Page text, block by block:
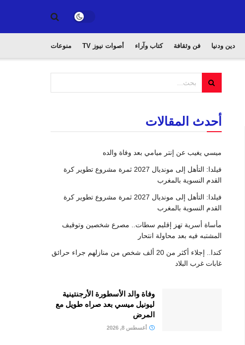
دين ودنيا فن وثقافة كتاب وآراء أصوات نيوز TV منوعات
أحدث المقالات
ميسي يغيب عن إنتر ميامي بعد وفاة والده
فيلدا: التأهل إلى مونديال 2027 ثمرة مشروع تطوير كرة
القدم النسوية بالمغرب
فيلدا: التأهل إلى مونديال 2027 ثمرة مشروع تطوير كرة
القدم النسوية بالمغرب
مأساة أسرية تهز إقليم سطات.. مصرع شخصين وتوقيف
المشتبه فيه بعد محاولة انتحار
كندا.. إجلاء أكثر من 20 ألف شخص من منازلهم جراء حرائق
غابات غرب البلاد
وفاة والد الأسطورة الأرجنتينية
ليونيل ميسي بعد صراه طويل مع
المرض
أغسطس 8, 2026